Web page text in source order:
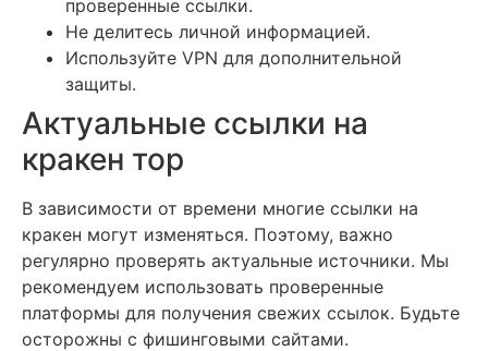
проверенные ссылки.
Не делитесь личной информацией.
Используйте VPN для дополнительной
защиты.
Актуальные ссылки на
кракен тор
В зависимости от времени многие ссылки на
кракен могут изменяться. Поэтому, важно
регулярно проверять актуальные источники. Мы
рекомендуем использовать проверенные
платформы для получения свежих ссылок. Будьте
осторожны с фишинговыми сайтами.